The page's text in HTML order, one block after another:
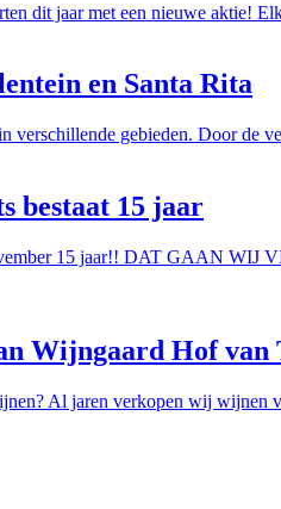
dit jaar met een nieuwe aktie!
en Santa Rita
verschillende gebieden. Door de
bestaat 15 jaar
15 jaar!! DAT GAAN WIJ
Wijngaard Hof van
Al jaren verkopen wij wijnen